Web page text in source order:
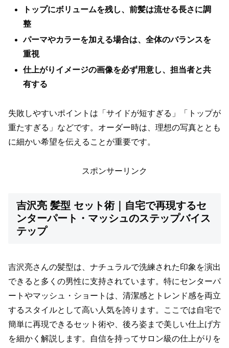
トップにボリュームを残し、前髪は流せる長さに調
整
パーマやカラーを加える場合は、全体のバランスを
重視
仕上がりイメージの画像を必ず用意し、担当者と共
有する
失敗しやすいポイントは「サイドが短すぎる」「トップが
重たすぎる」などです。オーダー時は、理想の写真ととも
に細かい希望を伝えることが重要です。
スポンサーリンク
吉沢亮 髪型 セット術｜自宅で再現するセ
ンターパート・マッシュのステップバイス
テップ
吉沢亮さんの髪型は、ナチュラルで洗練された印象を演出
できると多くの男性に支持されています。特にセンターパ
ートやマッシュ・ショートは、清潔感とトレンド感を両立
するスタイルとして高い人気を誇ります。ここでは自宅で
簡単に再現できるセット術や、後ろ姿まで美しい仕上げ方
を細かく解説します。自信を持ってサロン級の仕上がりを